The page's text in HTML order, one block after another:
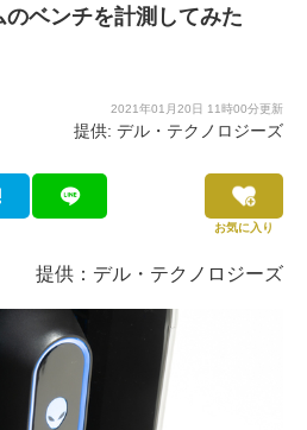
ベンチを計測してみた
2021年01月20日 11時00分更新
提供: デル・テクノロジーズ
お気に入り
提供：デル・テクノロジーズ